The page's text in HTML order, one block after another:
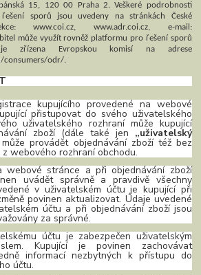
15, 120 00 Praha 2. Veškeré podrobnosti
sporů jsou uvedeny na stránkách České
www.coi.cz, www.adr.coi.cz, e-mail:
může využít rovněž platformu pro řešení sporů
zřízena Evropskou komisí na adrese
consumers/odr/.
kupujícího provedené na webové
přistupovat do svého uživatelského
uživatelského rozhraní může kupující
zboží (dále také jen „uživatelský
provádět objednávání zboží též bez
webového rozhraní obchodu.
webové stránce a při objednávání zboží
uvádět správně a pravdivě všechny
v uživatelském účtu je kupující při
povinen aktualizovat. Údaje uvedené
účtu a při objednávání zboží jsou
za správné.
účtu je zabezpečen uživatelským
Kupující je povinen zachovávat
informací nezbytných k přístupu do
účtu.